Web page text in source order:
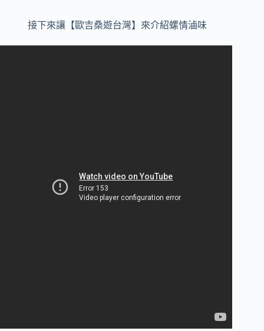
接下來讓【歐吉桑遊台灣】來介紹螺情滷味